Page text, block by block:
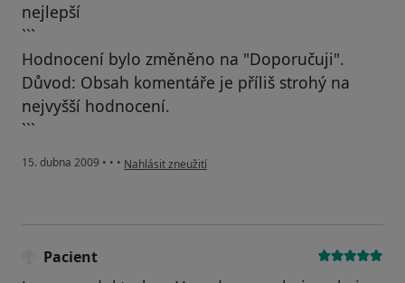
nejlepší
```
Hodnocení bylo změněno na "Doporučuji".
Důvod: Obsah komentáře je příliš strohý na
nejvyšší hodnocení.
```
15. dubna 2009 • • • podle názoru uživatele Pacient
Nahlásit zneužití
Pacient